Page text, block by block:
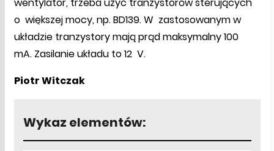
o większej mocy, np. BD139. W zastosowanym w
układzie tranzystory mają prąd maksymalny 100
mA. Zasilanie układu to 12 V.
Piotr Witczak
Wykaz elementów: